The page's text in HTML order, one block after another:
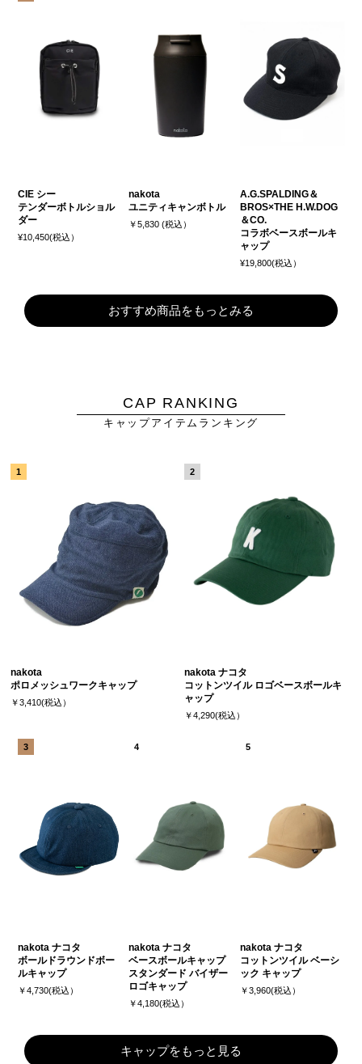
CIE シー
テンダーボトルショル
ダー
¥10,450(税込）
nakota
ユニティキャンボトル
￥5,830 (税込）
A.G.SPALDING＆
BROS×THE H.W.DOG
＆CO.
コラボベースボールキ
ャップ
¥19,800(税込）
おすすめ商品をもっとみる
CAP RANKING
キャップアイテムランキング
nakota
ポロメッシュワークキャップ
￥3,410(税込）
nakota ナコタ
コットンツイル ロゴベースボールキ
ャップ
￥4,290(税込）
nakota ナコタ
ボールドラウンドボー
ルキャップ
￥4,730(税込）
nakota ナコタ
ベースボールキャップ
スタンダード バイザー
ロゴキャップ
￥4,180(税込）
nakota ナコタ
コットンツイル ベーシ
ック キャップ
￥3,960(税込）
キャップをもっと見る